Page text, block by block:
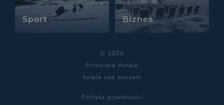
Sport Biznes
© 2026
Primavera Hotele
hotele nad morzem
Polityka prywatności